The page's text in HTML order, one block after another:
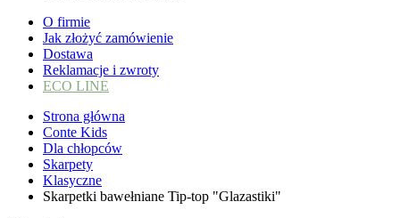
O firmie
Jak złożyć zamówienie
Dostawa
Reklamacje i zwroty
ECO LINE
Strona główna
Conte Kids
Dla chłopców
Skarpety
Klasyczne
Skarpetki bawełniane Tip-top "Glazastiki"